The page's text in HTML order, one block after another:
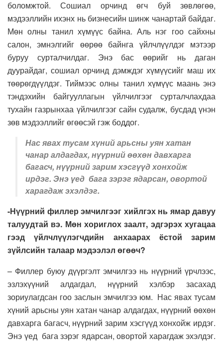
боломжтой. Сошиал орчинд өгч буй зөвлөгөө,
мэдээллийн ихэнх нь бизнесийн шинж чанартай байдаг.
Мөн олны танил хүмүүс байна. Аль нэг гоо сайхны
салон, эмнэлгийг өөрөө байнга үйлчлүүлдэг мэтээр
буруу сурталчилдаг. Энэ бас өөрийг нь даган
дуурайдаг, сошиал орчинд дэмждэг хүмүүсийг маш их
төөрөгдүүлдэг. Тиймээс олны танил хүмүүс маань энэ
тэндэхийн байгууллагын үйлчилгээг сурталчлахдаа
тухайн газрынхаа үйлчилгээг сайн судалж, бусдад үнэн
зөв мэдээллийг өгөөсэй гэж боддог.
Нас явах тусам хүний арьсны уян хатан
чанар алдагдах, нүүрний өөхөн давхарга
багасч, нүүрний зарим хэсгүүд хонхойж
ирдэг. Энэ үед бага зэрэг ядарсан, овортой
харагдаж эхэлдэг.
-Нүүрний филлер эмчилгээг хийлгэх нь ямар давуу
талуудтай вэ. Мөн хориглох заалт, эдгэрэх хугацаа
гээд үйлчлүүлэгчдийн анхаарах ёстой зарим
зүйлсийн талаар мэдээлэл өгөөч?
– Филлер буюу дүүргэлт эмчилгээ нь нүүрний үрчлээс,
эзлэхүүний алдагдал, нүүрний хэлбэр засахад
зориулагдсан гоо заслын эмчилгээ юм. Нас явах тусам
хүний арьсны уян хатан чанар алдагдах, нүүрний өөхөн
давхарга багасч, нүүрний зарим хэсгүүд хонхойж ирдэг.
Энэ үед бага зэрэг ядарсан, овортой харагдаж эхэлдэг.